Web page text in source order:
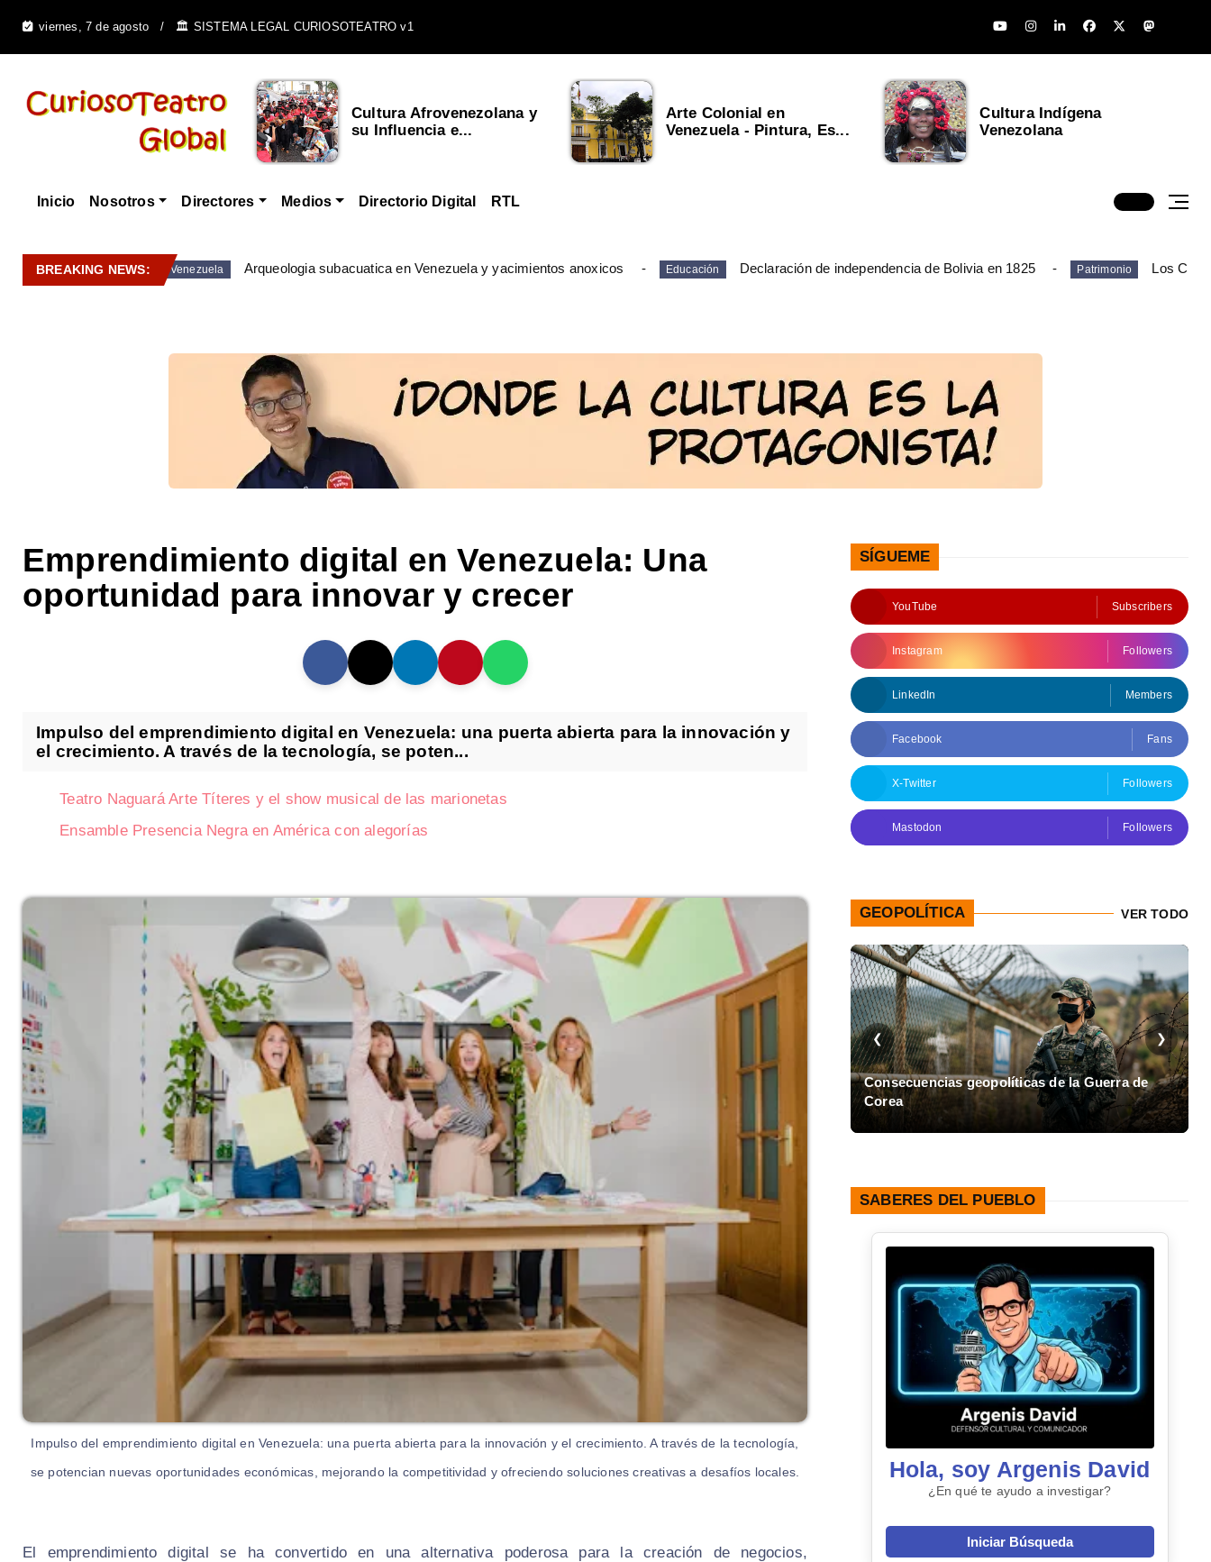
viernes, 7 de agosto 🏛️ SISTEMA LEGAL CURIOSOTEATRO v1
Cultura Afrovenezolana y
su Influencia e...
Arte Colonial en
Venezuela - Pintura, Es...
Cultura Indígena
Venezolana
Inicio Nosotros Directores Medios Directorio Digital RTL
BREAKING NEWS: Venezuela Arqueologia subacuatica en Venezuela y yacimientos anoxicos Educación Declaración de independencia de Bolivia en 1825 Patrimonio Los
Emprendimiento digital en Venezuela: Una
oportunidad para innovar y crecer
Impulso del emprendimiento digital en Venezuela: una puerta abierta para la innovación y
el crecimiento. A través de la tecnología, se poten...
Teatro Naguará Arte Títeres y el show musical de las marionetas
Ensamble Presencia Negra en América con alegorías
Impulso del emprendimiento digital en Venezuela: una puerta abierta para la innovación y el crecimiento. A través de la tecnología,
se potencian nuevas oportunidades económicas, mejorando la competitividad y ofreciendo soluciones creativas a desafíos locales.
El emprendimiento digital se ha convertido en una alternativa poderosa para la creación de negocios,
SÍGUEME
YouTube Subscribers
Instagram Followers
LinkedIn Members
Facebook Fans
X-Twitter Followers
Mastodon Followers
GEOPOLÍTICA VER TODO
❮
Subasta de CITGO: Cronograma y Ofertas en
Delaware
Consecuencias geopolíticas de la Guerra de
Corea
❯
SABERES DEL PUEBLO
Hola, soy Argenis David
¿En qué te ayudo a investigar?
Iniciar Búsqueda